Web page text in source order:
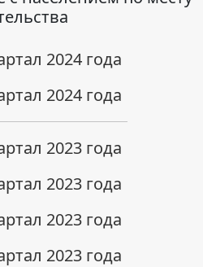
2024 года
2024 года
2023 года
2023 года
2023 года
2023 года